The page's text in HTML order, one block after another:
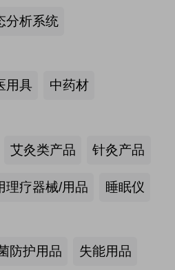
分析系统
用具 中药材
艾灸类产品 针灸产品
理疗器械/用品 睡眠仪
防护用品 失能用品
压计M8-海尔智慧康养